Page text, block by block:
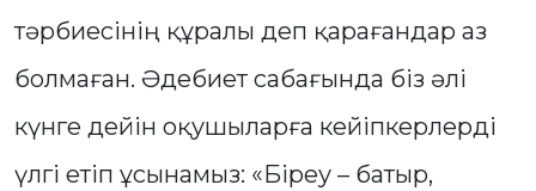
тәрбиесінің құралы деп қарағандар аз
болмаған. Әдебиет сабағында біз әлі
күнге дейін оқушыларға кейіпкерлерді
үлгі етіп ұсынамыз: «Біреу – батыр,